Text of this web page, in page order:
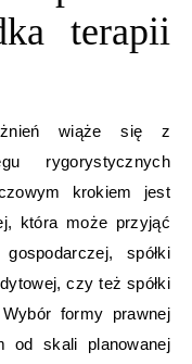
terapii
wiąże się z
rygorystycznych
krokiem jest
która może przyjąć
spółki
czy też spółki
formy prawnej
od skali planowanej